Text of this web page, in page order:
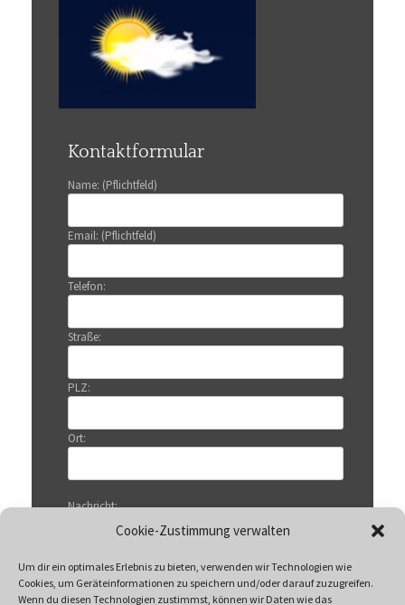
Cookie-Zustimmung verwalten
Um dir ein optimales Erlebnis zu bieten, verwenden wir Technologien wie
Cookies, um Geräteinformationen zu speichern und/oder darauf zuzugreifen.
Wenn du diesen Technologien zustimmst, können wir Daten wie das
Kontaktformular
Name: (Pflichtfeld)
Email: (Pflichtfeld)
Telefon:
Straße:
PLZ:
Ort:
Nachricht: